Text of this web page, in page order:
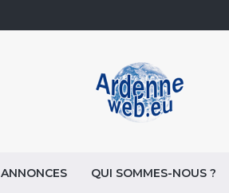
QUI SOMMES-NOUS ?